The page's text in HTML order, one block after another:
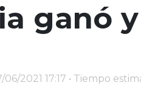
ganó
06/2021 17:17 • Tiempo